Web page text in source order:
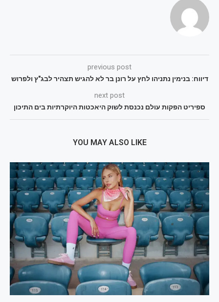
previous post
דיווח: בנימין נתניהו לחץ על רונן בר לא להגיש תצהיר לבג"ץ ולפרוש
next post
ספיריט הפקות עולם נכנסת לשוק היאכטות היוקרתיות בים התיכון
YOU MAY ALSO LIKE